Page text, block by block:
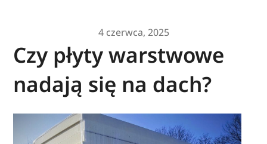
4 czerwca, 2025
Czy płyty warstwowe
nadają się na dach?